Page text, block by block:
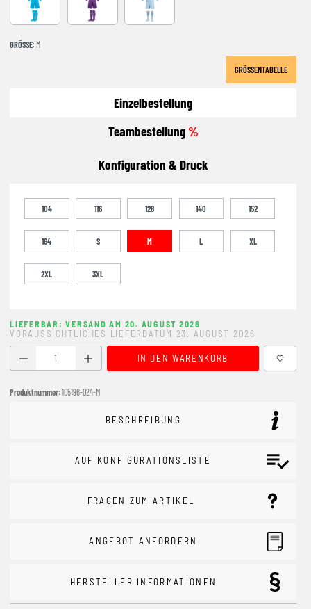
Turquoise Purple LIGHT BLUE
GRÖSSE : M
GRÖSSENTABELLE
Einzelbestellung
Teambestellung%
Konfiguration & Druck
104 116 128 140 152
164 S M L XL
2XL 3XL
LIEFERBAR: VERSAND AM 20. AUGUST 2026
VORAUSSICHTLICHES LIEFERDATUM 23. AUGUST 2026
Produkt Anzahl: Gib den gewünschten Wert ein oder
IN DEN WARENKORB
Produktnummer:105196-024-M
BESCHREIBUNG
AUF KONFIGURATIONSLISTE
FRAGEN ZUM ARTIKEL
ANGEBOT ANFORDERN
HERSTELLER INFORMATIONEN